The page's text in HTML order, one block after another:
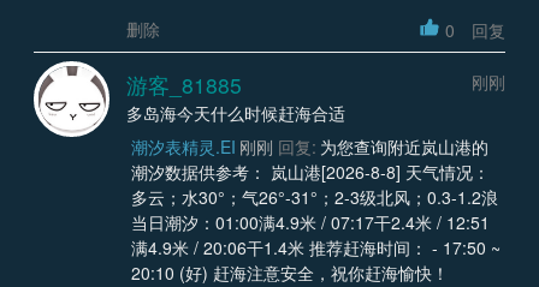
删除
0 回复
游客_81885
刚刚
多岛海今天什么时候赶海合适
潮汐表精灵.EI 刚刚 回复: 为您查询附近岚山港的
潮汐数据供参考： 岚山港[2026-8-8] 天气情况：
多云；水30°；气26°-31°；2-3级北风；0.3-1.2浪
当日潮汐：01:00满4.9米 / 07:17干2.4米 / 12:51
满4.9米 / 20:06干1.4米 推荐赶海时间： - 17:50 ~
20:10 (好) 赶海注意安全，祝你赶海愉快！